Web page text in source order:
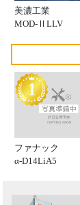
美濃工業
MOD-ⅡLLV
ファナック
α-D14LiA5